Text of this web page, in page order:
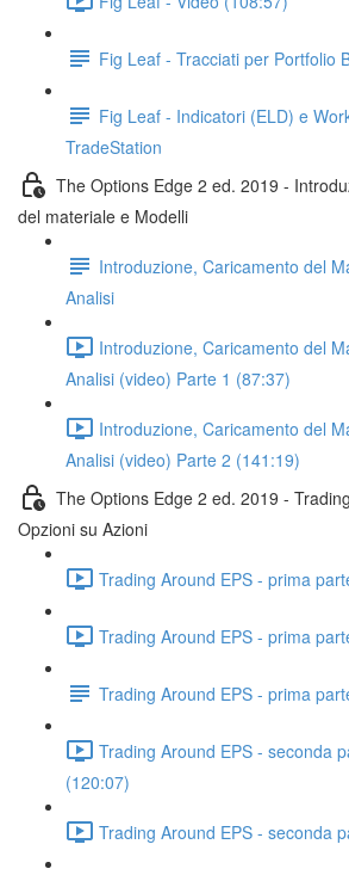
Fig Leaf - Tracciati per Portfolio
Fig Leaf - Indicatori (ELD) e
TradeStation
The Options Edge 2 ed. 2019 -
del materiale e Modelli
Introduzione, Caricamento del
Analisi
Introduzione, Caricamento del
Analisi (video) Parte 1 (87:37)
Introduzione, Caricamento del
Analisi (video) Parte 2 (141:19)
The Options Edge 2 ed. 2019 -
Opzioni su Azioni
Trading Around EPS - prima
Trading Around EPS - prima
Trading Around EPS - prima
Trading Around EPS - seconda
(120:07)
Trading Around EPS - seconda